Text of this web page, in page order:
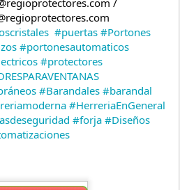
#puertas #Portones
#portonesautomaticos
#protectores
#Barandales #barandal
#HerreriaEnGeneral
#forja #Diseños